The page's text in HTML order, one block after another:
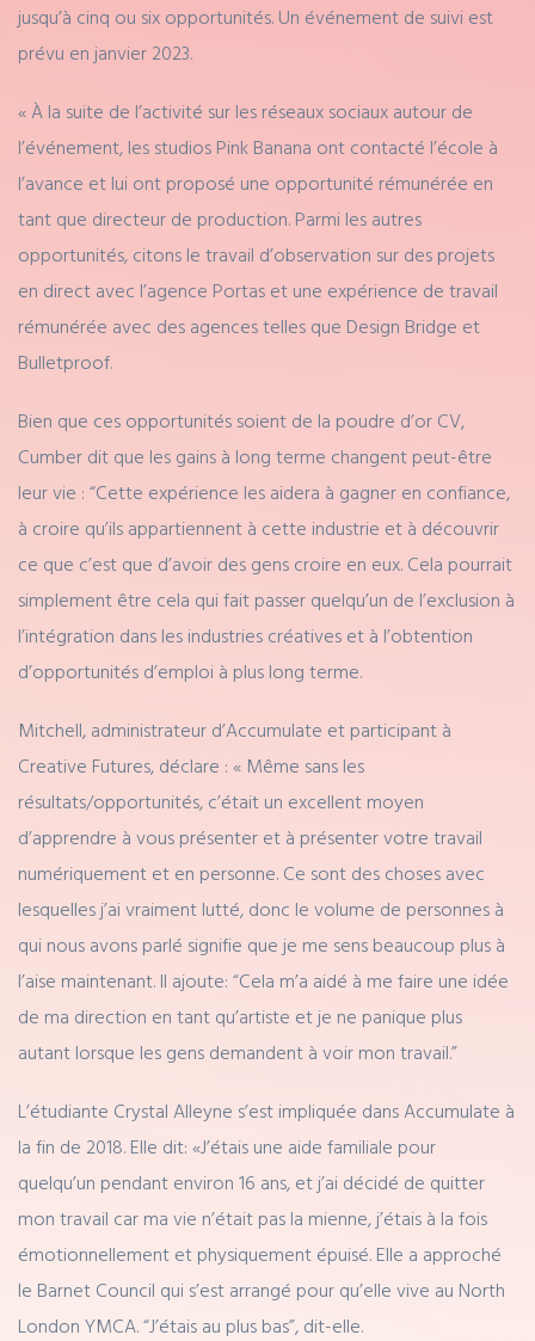
jusqu’à cinq ou six opportunités. Un événement de suivi est
prévu en janvier 2023.
« À la suite de l’activité sur les réseaux sociaux autour de
l’événement, les studios Pink Banana ont contacté l’école à
l’avance et lui ont proposé une opportunité rémunérée en
tant que directeur de production. Parmi les autres
opportunités, citons le travail d’observation sur des projets
en direct avec l’agence Portas et une expérience de travail
rémunérée avec des agences telles que Design Bridge et
Bulletproof.
Bien que ces opportunités soient de la poudre d’or CV,
Cumber dit que les gains à long terme changent peut-être
leur vie : “Cette expérience les aidera à gagner en confiance,
à croire qu’ils appartiennent à cette industrie et à découvrir
ce que c’est que d’avoir des gens croire en eux. Cela pourrait
simplement être cela qui fait passer quelqu’un de l’exclusion à
l’intégration dans les industries créatives et à l’obtention
d’opportunités d’emploi à plus long terme.
Mitchell, administrateur d’Accumulate et participant à
Creative Futures, déclare : « Même sans les
résultats/opportunités, c’était un excellent moyen
d’apprendre à vous présenter et à présenter votre travail
numériquement et en personne. Ce sont des choses avec
lesquelles j’ai vraiment lutté, donc le volume de personnes à
qui nous avons parlé signifie que je me sens beaucoup plus à
l’aise maintenant. Il ajoute: “Cela m’a aidé à me faire une idée
de ma direction en tant qu’artiste et je ne panique plus
autant lorsque les gens demandent à voir mon travail.”
L’étudiante Crystal Alleyne s’est impliquée dans Accumulate à
la fin de 2018. Elle dit: «J’étais une aide familiale pour
quelqu’un pendant environ 16 ans, et j’ai décidé de quitter
mon travail car ma vie n’était pas la mienne, j’étais à la fois
émotionnellement et physiquement épuisé. Elle a approché
le Barnet Council qui s’est arrangé pour qu’elle vive au North
London YMCA. “J’étais au plus bas”, dit-elle.